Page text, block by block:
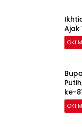
Ajak
OKI
ke-
OKI